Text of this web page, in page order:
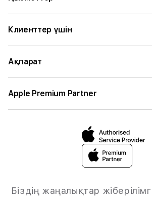
Клиенттер үшін
Ақпарат
Apple Premium Partner
Біздің жаңалықтар